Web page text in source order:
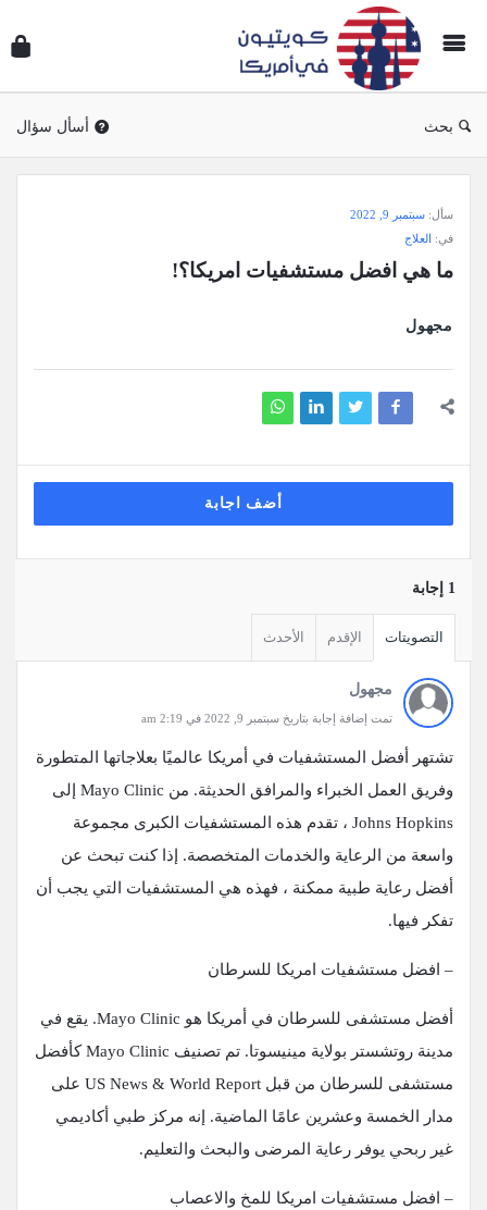
بحث أسأل سؤال
وجواب
أمريكا
سأل: سبتمبر 9, 2022
في: العلاج
ما هي افضل مستشفيات امريكا؟!
مجهول
أضف اجابة
‫1 إجابة
التصويتات الإقدم الأحدث
مجهول
تمت إضافة إجابة بتاريخ سبتمبر 9, 2022 في 2:19 am
تشتهر أفضل المستشفيات في أمريكا عالميًا بعلاجاتها المتطورة
وفريق العمل الخبراء والمرافق الحديثة. من Mayo Clinic إلى
Johns Hopkins ، تقدم هذه المستشفيات الكبرى مجموعة
واسعة من الرعاية والخدمات المتخصصة. إذا كنت تبحث عن
أفضل رعاية طبية ممكنة ، فهذه هي المستشفيات التي يجب أن
تفكر فيها.
– افضل مستشفيات امريكا للسرطان
أفضل مستشفى للسرطان في أمريكا هو Mayo Clinic. يقع في
مدينة روتشستر بولاية مينيسوتا. تم تصنيف Mayo Clinic كأفضل
مستشفى للسرطان من قبل US News & World Report على
مدار الخمسة وعشرين عامًا الماضية. إنه مركز طبي أكاديمي
غير ربحي يوفر رعاية المرضى والبحث والتعليم.
– افضل مستشفيات امريكا للمخ والاعصاب